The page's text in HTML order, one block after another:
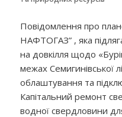
Повідомлення про
НАФТОГАЗ” , яка
на довкілля щодо
межах Семигинівської
облаштування та
Капітальний ремонт
водної свердловини